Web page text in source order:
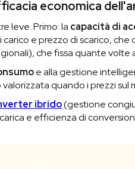
economica
leve. Primo: la capacità di
e prezzo di scarico, che
che fissa quante volte
e alla gestione
quando i prezzi sul
ibrido(gestione
e efficienza di